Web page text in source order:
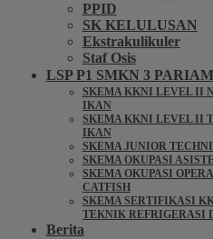
PPID
SK KELULUSAN
Ekstrakulikuler
Staf Osis
LSP P1 SMKN 3
SKEMA KKNI LEVEL II
IKAN
SKEMA KKNI LEVEL II
IKAN
SKEMA JUNIOR
SKEMA OKUPASI
SKEMA OKUPASI
CATFISH
SKEMA SERTIFIKASI
TEKNIK REFRIGERASI
Berita